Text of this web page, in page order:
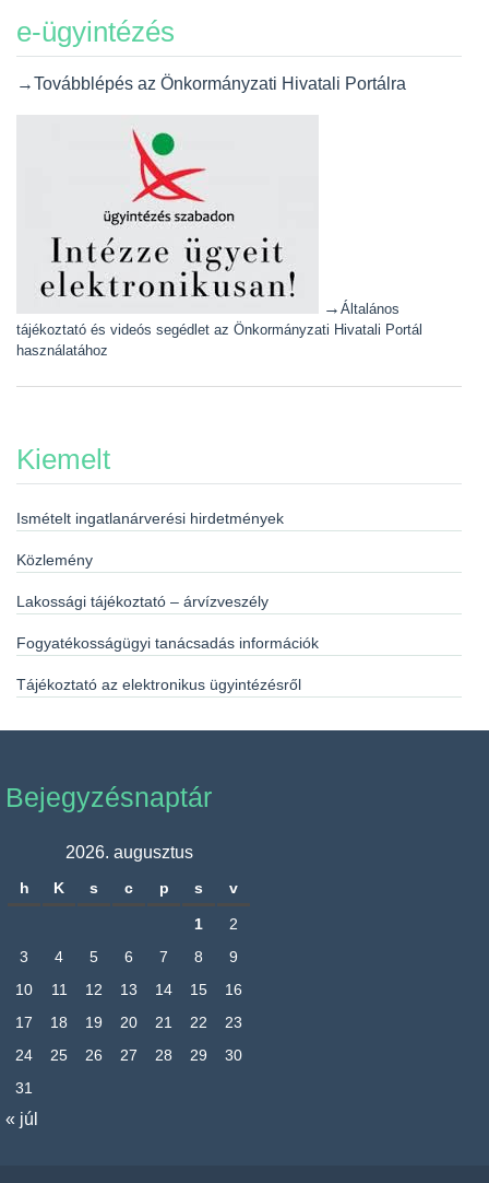
e-ügyintézés
→Továbblépés az Önkormányzati Hivatali Portálra
→ Általános
tájékoztató és videós segédlet az Önkormányzati Hivatali Portál
használatához
Kiemelt
Ismételt ingatlanárverési hirdetmények
Közlemény
Lakossági tájékoztató – árvízveszély
Fogyatékosságügyi tanácsadás információk
Tájékoztató az elektronikus ügyintézésről
Bejegyzésnaptár
2026. augusztus
h K s c p s v
1
2
3
4 5 6 7 8
9
10
11 12 13 14 15
16
17
18 19 20 21 22
23
24
25 26 27 28 29
30
31
« júl